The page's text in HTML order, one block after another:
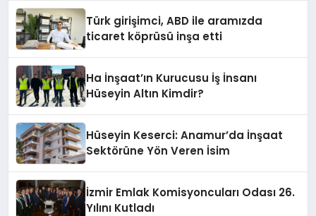
Türk girişimci, ABD ile aramızda
ticaret köprüsü inşa etti
Ha İnşaat’ın Kurucusu İş İnsanı
Hüseyin Altın Kimdir?
Hüseyin Keserci: Anamur’da İnşaat
Sektörüne Yön Veren İsim
İzmir Emlak Komisyoncuları Odası 26.
Yılını Kutladı